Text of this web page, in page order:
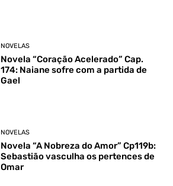
NOVELAS
Novela “Coração Acelerado” Cap.
174: Naiane sofre com a partida de
Gael
NOVELAS
Novela “A Nobreza do Amor” Cp119b:
Sebastião vasculha os pertences de
Omar